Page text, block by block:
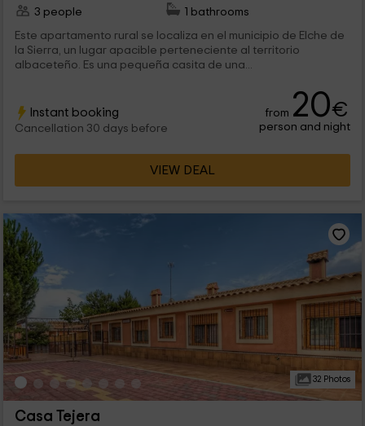
3 people
1 bathrooms
Este apartamento rural se localiza en el municipio de Elche de
la Sierra, un lugar apacible perteneciente al territorio
albaceteño. Es una pequeña casita de una...
Instant booking
Cancellation 30 days before
from 20€
person and night
VIEW DEAL
32 Photos
Casa Tejera